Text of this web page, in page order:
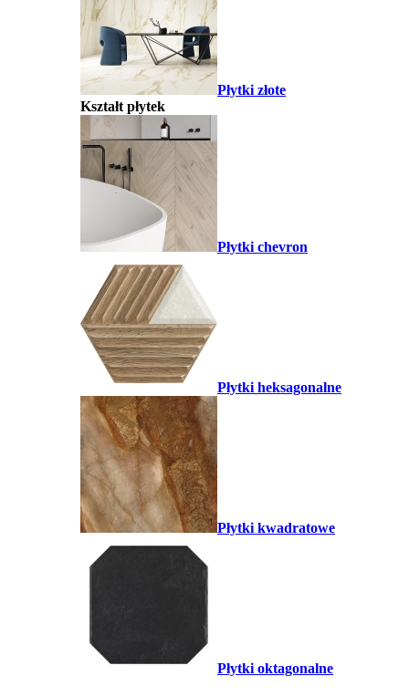
Płytki złote
Kształt płytek
Płytki chevron
Płytki heksagonalne
Płytki kwadratowe
Płytki oktagonalne